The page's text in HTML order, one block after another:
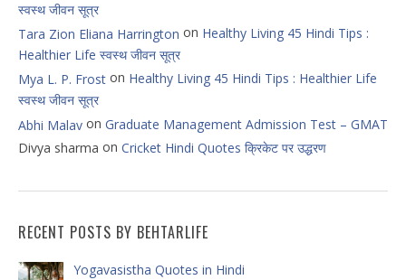
स्वस्थ जीवन सूत्र
Tara Zion Eliana Harrington on Healthy Living 45 Hindi Tips :
Healthier Life स्वस्थ जीवन सूत्र
Mya L. P. Frost on Healthy Living 45 Hindi Tips : Healthier Life
स्वस्थ जीवन सूत्र
Abhi Malav on Graduate Management Admission Test – GMAT
Divya sharma on Cricket Hindi Quotes क्रिकेट पर उद्धरण
RECENT POSTS BY BEHTARLIFE
Yogavasistha Quotes in Hindi